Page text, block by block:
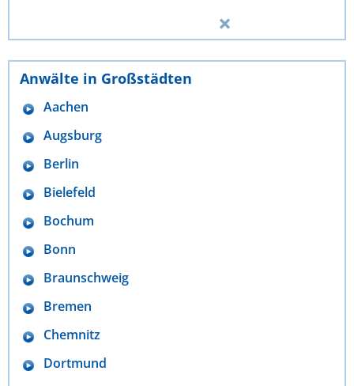
Anwälte in Großstädten
Aachen
Augsburg
Berlin
Bielefeld
Bochum
Bonn
Braunschweig
Bremen
Chemnitz
Dortmund